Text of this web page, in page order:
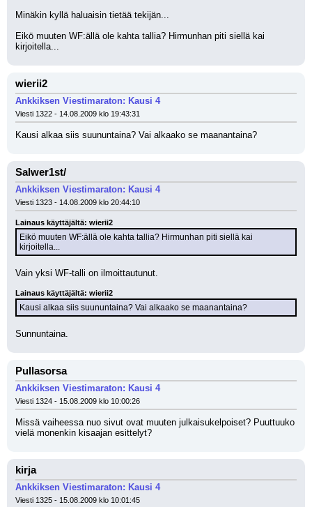
Minäkin kyllä haluaisin tietää tekijän...
Eikö muuten WF:ällä ole kahta tallia? Hirmunhan piti siellä kai
kirjoitella...
wierii2
Ankkiksen Viestimaraton: Kausi 4
Viesti 1322 - 14.08.2009 klo 19:43:31
Kausi alkaa siis suununtaina? Vai alkaako se maanantaina?
Salwer1st/
Ankkiksen Viestimaraton: Kausi 4
Viesti 1323 - 14.08.2009 klo 20:44:10
Lainaus käyttäjältä: wierii2
Eikö muuten WF:ällä ole kahta tallia? Hirmunhan piti siellä kai
kirjoitella...
Vain yksi WF-talli on ilmoittautunut.
Lainaus käyttäjältä: wierii2
Kausi alkaa siis suununtaina? Vai alkaako se maanantaina?
Sunnuntaina.
Pullasorsa
Ankkiksen Viestimaraton: Kausi 4
Viesti 1324 - 15.08.2009 klo 10:00:26
Missä vaiheessa nuo sivut ovat muuten julkaisukelpoiset? Puuttuuko
vielä monenkin kisaajan esittelyt?
kirja
Ankkiksen Viestimaraton: Kausi 4
Viesti 1325 - 15.08.2009 klo 10:01:45